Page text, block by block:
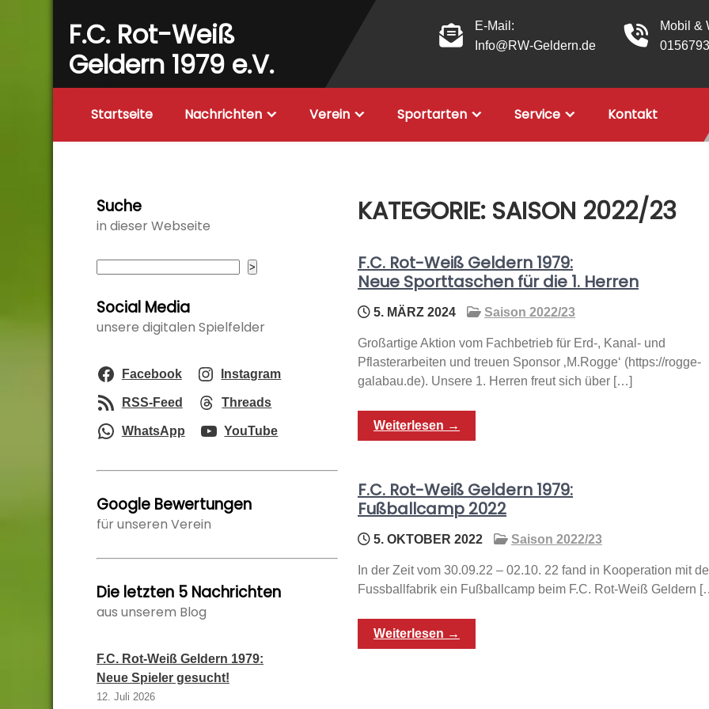
F.C. Rot-Weiß
Geldern 1979 e.V.
E-Mail:
Info@RW-Geldern.de
Mobil &
Startseite Nachrichten Verein Sportarten Service Kontakt
KATEGORIE: SAISON 2022/23
F.C. Rot-Weiß Geldern 1979:
Neue Sporttaschen für die 1. Herren
5. MÄRZ 2024 Saison 2022/23
Großartige Aktion vom Fachbetrieb für Erd-, Kanal- und
Pflasterarbeiten und treuen Sponsor ‚M.Rogge‘ (https://rogge-
galabau.de). Unsere 1. Herren freut sich über […]
Weiterlesen →
F.C. Rot-Weiß Geldern 1979:
Fußballcamp 2022
5. OKTOBER 2022 Saison 2022/23
In der Zeit vom 30.09.22 – 02.10. 22 fand in Kooperation mit
Fussballfabrik ein Fußballcamp beim F.C. Rot-Weiß Geldern
Weiterlesen →
Suche
in dieser Webseite
>
Social Media
unsere digitalen Spielfelder
Facebook Instagram
RSS-Feed Threads
WhatsApp YouTube
Google Bewertungen
für unseren Verein
Die letzten 5 Nachrichten
aus unserem Blog
F.C. Rot-Weiß Geldern 1979:
Neue Spieler gesucht!
12. Juli 2026